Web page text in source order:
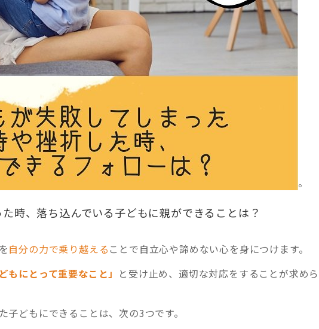
。
時、落ち込んでいる子どもに親ができることは？
自分の力で乗り越える ことで自立心や諦めない心を身につけます。
もにとって重要なこと」 と受け止め、適切な対応をすることが求めら
どもにできることは、次の3つです。